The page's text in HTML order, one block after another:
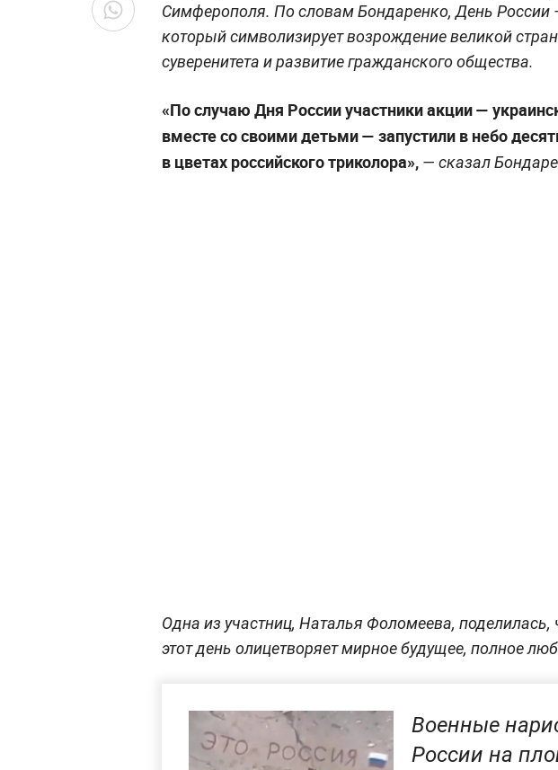
Симферополя. По словам Бондаренко, День
который символизирует возрождение великой
суверенитета и развитие гражданского общества.
«По случаю Дня России участники акции—
вместе со своими детьми— запустили в небо
в цветах российского триколора», — сказал
Одна из участниц, Наталья Фоломеева, поделилась,
этот день олицетворяет мирное будущее, полное
Военные
России на